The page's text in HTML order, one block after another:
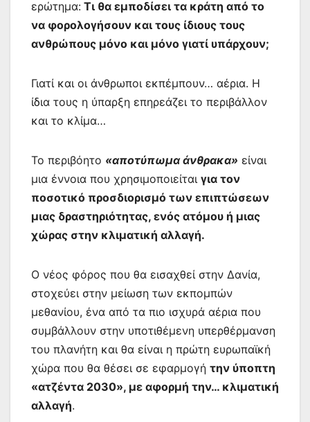
ερώτημα: Τι θα εμποδίσει τα κράτη από το
να φορολογήσουν και τους ίδιους τους
ανθρώπους μόνο και μόνο γιατί υπάρχουν;
Γιατί και οι άνθρωποι εκπέμπουν… αέρια. Η
ίδια τους η ύπαρξη επηρεάζει το περιβάλλον
και το κλίμα…
Το περιβόητο «αποτύπωμα άνθρακα» είναι
μια έννοια που χρησιμοποιείται για τον
ποσοτικό προσδιορισμό των επιπτώσεων
μιας δραστηριότητας, ενός ατόμου ή μιας
χώρας στην κλιματική αλλαγή.
Ο νέος φόρος που θα εισαχθεί στην Δανία,
στοχεύει στην μείωση των εκπομπών
μεθανίου, ένα από τα πιο ισχυρά αέρια που
συμβάλλουν στην υποτιθέμενη υπερθέρμανση
του πλανήτη και θα είναι η πρώτη ευρωπαϊκή
χώρα που θα θέσει σε εφαρμογή την ύποπτη
«ατζέντα 2030», με αφορμή την… κλιματική
αλλαγή.